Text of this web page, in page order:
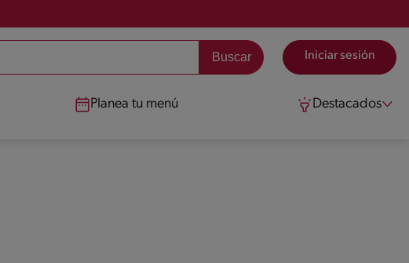
Iniciar sesión
Planea tu menú Destacados